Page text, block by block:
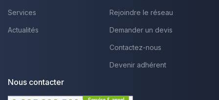
Services
Actualités
Rejoindre le réseau
Demander un devis
Contactez-nous
Devenir adhérent
Nous contacter